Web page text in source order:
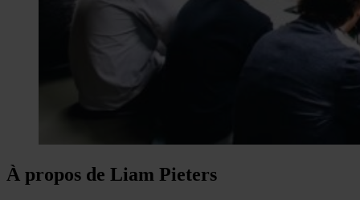
À propos de Liam Pieters